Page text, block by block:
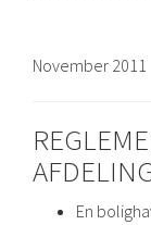
November 2011
En